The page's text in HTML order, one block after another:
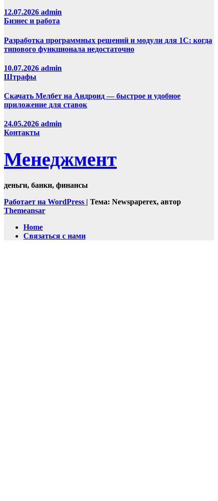
12.07.2026 admin
Бизнес и работа
Разработка программных решений и модули для 1С: когда
типового функционала недостаточно
10.07.2026 admin
Штрафы
Скачать Мелбет на Андроид — быстрое и удобное
приложение для ставок
24.05.2026 admin
Контакты
Менеджмент
деньги, банки, финансы
Работает на WordPress | Тема: Newspaperex, автор
Themeansar
Home
Связаться с нами